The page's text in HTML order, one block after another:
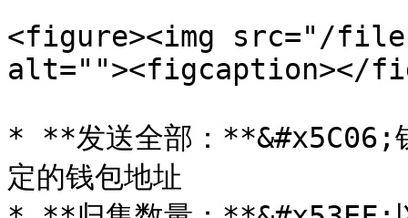
<figure><img src="/files/
alt=""><figcaption></
* **发送全部：**&#x5C06;
定的钱包地址